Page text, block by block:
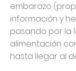
embarazo
información y
pasando por la
alimentación
hasta llegar al